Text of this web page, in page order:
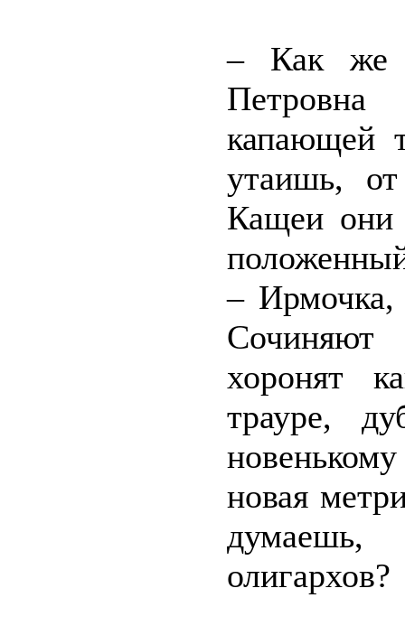
– Как же
капающей
утаишь,
Кащеи они
– Ирмочка,
Сочиняют
хоронят
трауре,
новая
олигархов?